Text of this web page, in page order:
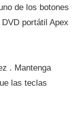
de los botones
portátil Apex
. Mantenga
las teclas